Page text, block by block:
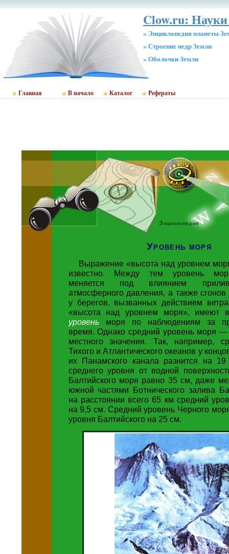
Clow.ru:
» Энциклопедия планеты
» Строение недр Земли
» Оболочки Земли
Главная В начало Каталог Рефераты
Энциклопедия
Уровень моря
Выражение «высота над уровнем
известно. Между тем уровень
меняется под влиянием
атмосферного давления, а также
у берегов, вызванных действием
«высота над уровнем моря», имеют
уровень моря по наблюдениям за
время. Однако средний уровень моря —
местного значения. Так, например,
Тихого и Атлантического океанов у
их Панамского канала разнится на
среднего уровня от водной
Балтийского моря равно 35 см, даже
южной частями Ботнического залива
на расстоянии всего 65 км средний
на 9,5 см. Средний уровень Черного
уровня Балтийского на 25 см.